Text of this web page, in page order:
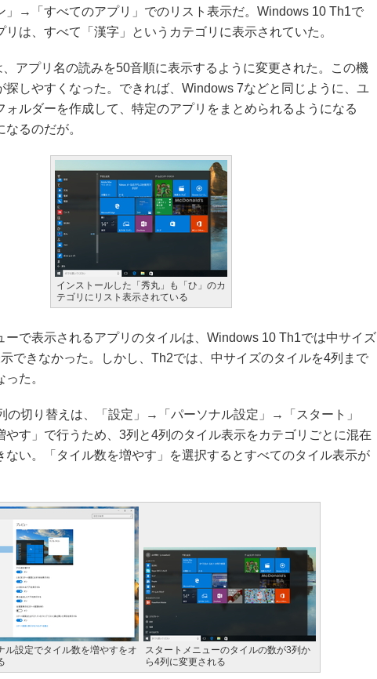
」→「すべてのアプリ」でのリスト表示だ。Windows 10 Th1で
リは、すべて「漢字」というカテゴリに表示されていた。
アプリ名の読みを50音順に表示するように変更された。この機
探しやすくなった。できれば、Windows 7などと同じように、ユ
ォルダーを作成して、特定のアプリをまとめられるようになる
るのだが。
インストールした「秀丸」も「ひ」のカ
テゴリにリスト表示されている
で表示されるアプリのタイルは、Windows 10 Th1では中サイズ
できなかった。しかし、Th2では、中サイズのタイルを4列まで
た。
切り替えは、「設定」→「パーソナル設定」→「スタート」
す」で行うため、3列と4列のタイル表示をカテゴリごとに混在
ない。「タイル数を増やす」を選択するとすべてのタイル表示が
ル設定でタイル数を増やすをオ
スタートメニューのタイルの数が3列か
ら4列に変更される